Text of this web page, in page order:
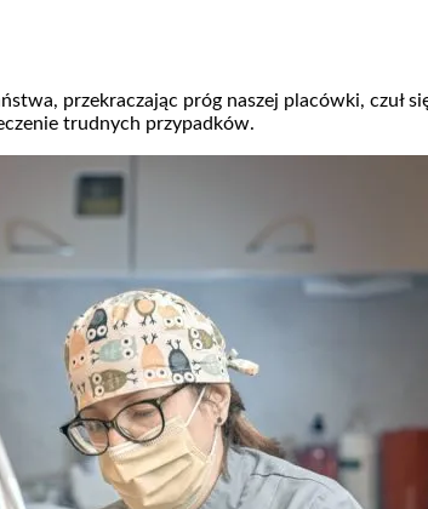
przekraczając próg naszej placówki,
trudnych przypadków.